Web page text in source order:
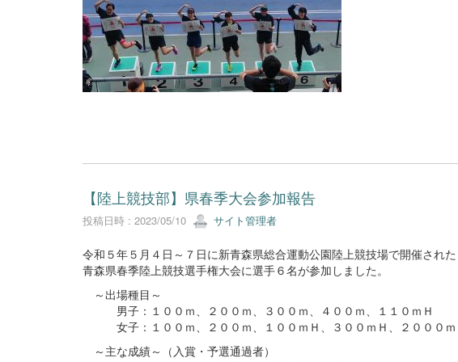
【陸上競技部】県春季大会参加報告
投稿日時 : 2023/05/10 サイト管理者
令和５年５月４日～７日に新青森県総合運動公園陸上競技場で開催された
青森県春季陸上競技選手権大会に選手６名が参加しました。
～出場種目～
男子：１００ｍ、２００ｍ、３００ｍ、４００ｍ、１１０ｍＨ
女子：１００ｍ、２００ｍ、１００ｍＨ、３００ｍＨ、２０００ｍ
～主な成績～（入賞・予選通過者）